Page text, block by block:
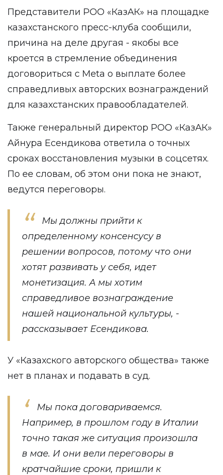
Представители РОО «КазАК» на площадке
казахстанского пресс-клуба сообщили,
причина на деле другая - якобы все
кроется в стремление объединения
договориться с Meta о выплате более
справедливых авторских вознаграждений
для казахстанских правообладателей.
Также генеральный директор РОО «КазАК»
Айнура Есендикова ответила о точных
сроках восстановления музыки в соцсетях.
По ее словам, об этом они пока не знают,
ведутся переговоры.
Мы должны прийти к
определенному консенсусу в
решении вопросов, потому что они
хотят развивать у себя, идет
монетизация. А мы хотим
справедливое вознаграждение
нашей национальной культуры, -
рассказывает Есендикова.
У «Казахского авторского общества» также
нет в планах и подавать в суд.
Мы пока договариваемся.
Например, в прошлом году в Италии
точно такая же ситуация произошла
в мае. И они вели переговоры в
кратчайшие сроки, пришли к